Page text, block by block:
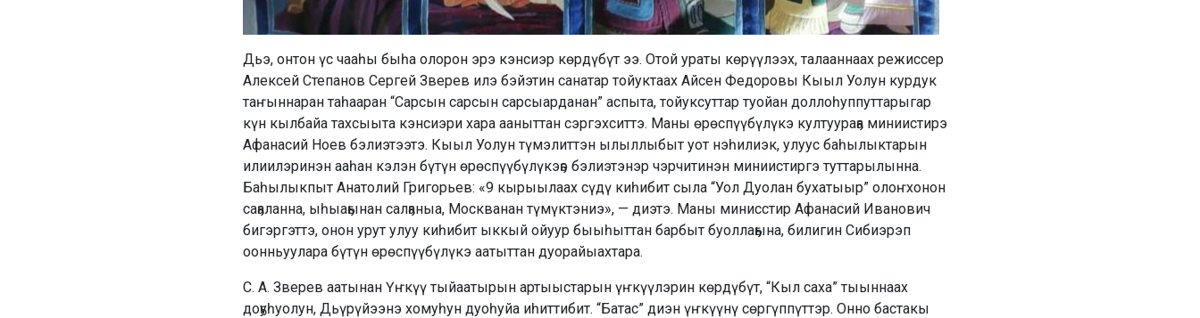
Дьэ, онтон үс чааһы быһа олорон эрэ кэнсиэр көрдүбүт ээ. Отой ураты көрүүлээх, талааннаах режиссер
Алексей Степанов Сергей Зверев илэ бэйэтин санатар тойуктаах Айсен Федоровы Кыыл Уолун курдук
таҥыннаран таһааран “Сарсын сарсын сарсыарданан” аспыта, тойуксуттар туойан доллоһуппуттарыгар
күн кылбайа тахсыыта кэнсиэри хара ааныттан сэргэхситтэ. Маны өрөспүүбүлүкэ култуураҕа миниистирэ
Афанасий Ноев бэлиэтээтэ. Кыыл Уолун түмэлиттэн ылыллыбыт уот нэһилиэк, улуус баһылыктарын
илиилэринэн ааһан кэлэн бүтүн өрөспүүбүлүкэҕэ бэлиэтэнэр чэрчитинэн миниистиргэ туттарылынна.
Баһылыкпыт Анатолий Григорьев: «9 кырыылаах сүдү киһибит сыла “Уол Дуолан бухатыыр” олоҥхонон
саҕаланна, ыһыаҕынан салҕаныа, Москванан түмүктэниэ», — диэтэ. Маны минисстир Афанасий Иванович
бигэргэттэ, онон урут улуу киһибит ыккый ойуур быыһыттан барбыт буоллаҕына, билигин Сибиэрэп
оонньуулара бүтүн өрөспүүбүлүкэ аатыттан дуорайыахтара.
С. А. Зверев аатынан Үҥкүү тыйаатырын артыыстарын үҥкүүлэрин көрдүбүт, “Кыл саха” тыыннаах
доҕуһуолун, Дьүрүйээнэ хомуһун дуоһуйа иһиттибит. “Батас” диэн үҥкүүнү сөргүппүттэр. Онно бастакы